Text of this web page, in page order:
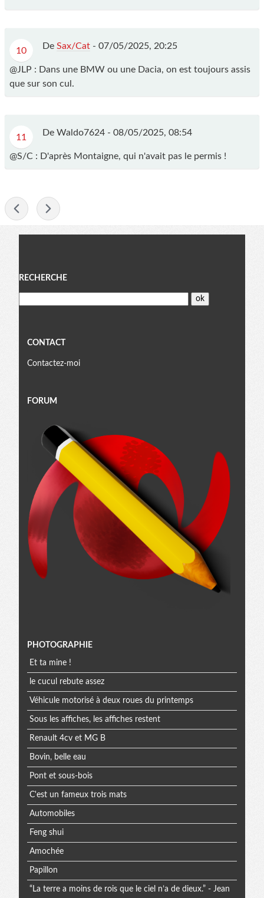
10 De Sax/Cat - 07/05/2025, 20:25
@JLP : Dans une BMW ou une Dacia, on est toujours assis
que sur son cul.
11 De Waldo7624 - 08/05/2025, 08:54
@S/C : D'après Montaigne, qui n'avait pas le permis !
Menu
RECHERCHE
CONTACT
Contactez-moi
FORUM
Menu
extra
PHOTOGRAPHIE
Et ta mine !
le cucul rebute assez
Véhicule motorisé à deux roues du printemps
Sous les affiches, les affiches restent
Renault 4cv et MG B
Bovin, belle eau
Pont et sous-bois
C'est un fameux trois mats
Automobiles
Feng shui
Amochée
Papillon
“La terre a moins de rois que le ciel n’a de dieux.” - Jean